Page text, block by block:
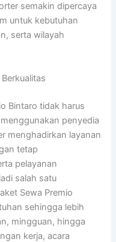
semakin dipercaya
untuk kebutuhan
serta wilayah
Bintaro tidak harus
penyedia
menghadirkan layanan
tetap
pelayanan
salah satu
Sewa Premio
sehingga lebih
mingguan, hingga
kerja, acara